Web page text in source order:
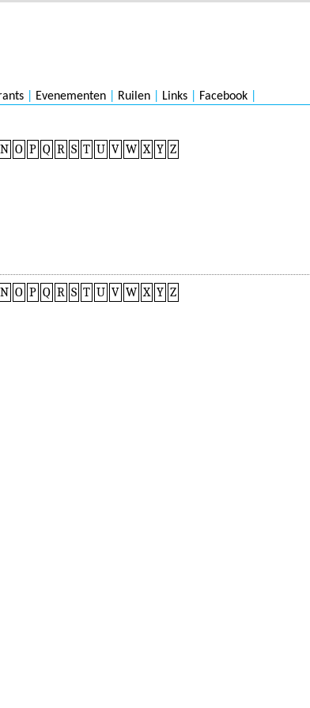
Evenementen Ruilen Links Facebook
N O P Q R S T U V W X Y Z
N O P Q R S T U V W X Y Z